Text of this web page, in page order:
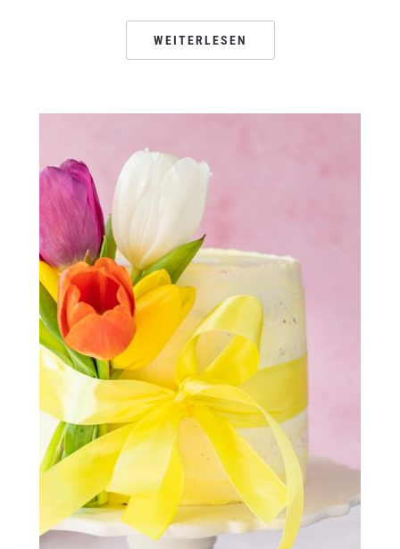
WEITERLESEN